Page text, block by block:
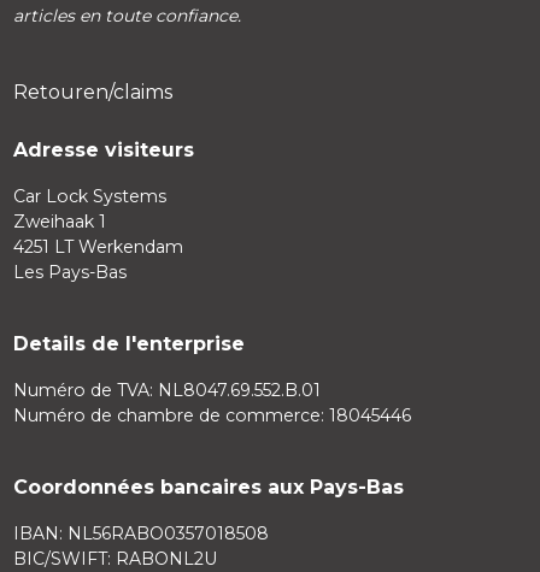
articles en toute confiance.
Retouren/claims
Adresse visiteurs
Car Lock Systems
Zweihaak 1
4251 LT Werkendam
Les Pays-Bas
Details de l'enterprise
Numéro de TVA: NL8047.69.552.B.01
Numéro de chambre de commerce: 18045446
Coordonnées bancaires aux Pays-Bas
IBAN: NL56RABO0357018508
BIC/SWIFT: RABONL2U